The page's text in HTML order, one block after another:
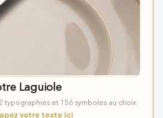
Laguiole
typographies et 156 symboles au choix